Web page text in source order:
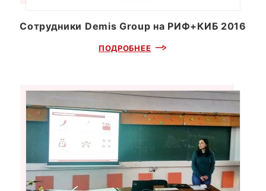
Сотрудники Demis Group на РИФ+КИБ 2016
ПОДРОБНЕЕ